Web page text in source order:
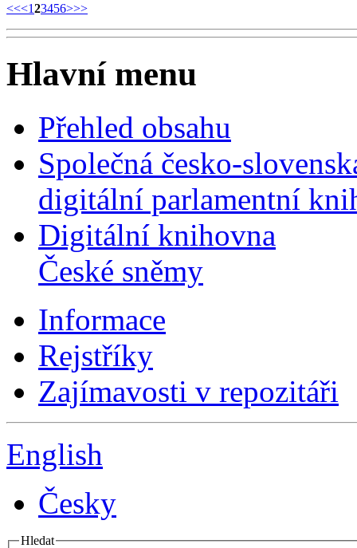
<<<123456>>>
Hlavní menu
Přehled obsahu
Společná česko-
digitální parlamentní
Digitální knihovna
České sněmy
Informace
Rejstříky
Zajímavosti v repozitáři
English
Česky
Hledat